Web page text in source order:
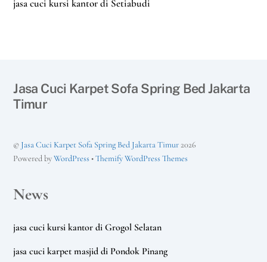
jasa cuci kursi kantor di Setiabudi
Jasa Cuci Karpet Sofa Spring Bed Jakarta
Timur
© Jasa Cuci Karpet Sofa Spring Bed Jakarta Timur2026
Powered byWordPress •Themify WordPress Themes
News
jasa cuci kursi kantor di Grogol Selatan
jasa cuci karpet masjid di Pondok Pinang